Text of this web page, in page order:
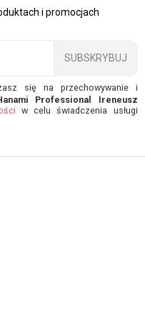
i promocjach
SUBSKRYBUJ
się na przechowywanie i
Professional Ireneusz
w celu świadczenia usługi